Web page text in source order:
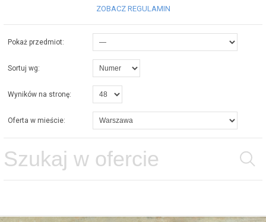
ZOBACZ REGULAMIN
Pokaż przedmiot:
Sortuj wg:
Wyników na stronę:
Oferta w mieście: